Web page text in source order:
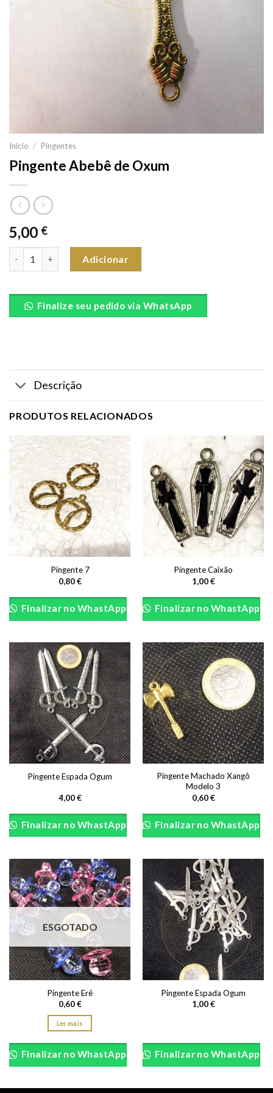
Início / Pingentes
Pingente Abebê de Oxum
5,00 €
Adicionar
Finalize seu pedido via WhatsApp
Descrição
PRODUTOS RELACIONADOS
Pingente 7
0,80€
Finalizar no WhastApp
Pingente Caixão
1,00€
Finalizar no WhastApp
Pingente Espada Ogum
4,00€
Finalizar no WhastApp
Pingente Machado Xangô
Modelo 3
0,60€
Finalizar no WhastApp
ESGOTADO
Pingente Erê
0,60€
Ler mais
Finalizar no WhastApp
Pingente Espada Ogum
1,00€
Finalizar no WhastApp